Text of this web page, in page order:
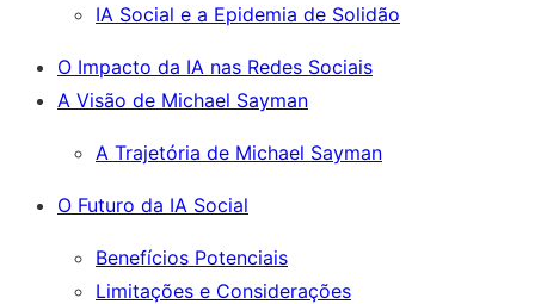
IA Social e a Epidemia de Solidão
O Impacto da IA nas Redes Sociais
A Visão de Michael Sayman
A Trajetória de Michael Sayman
O Futuro da IA Social
Benefícios Potenciais
Limitações e Considerações